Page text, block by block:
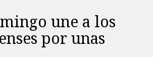
une a los
por unas